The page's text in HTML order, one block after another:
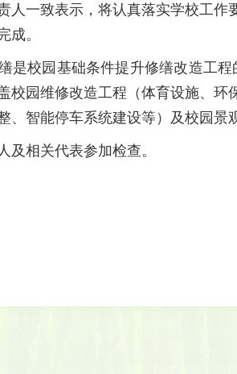
人一致表示，将认真落实学校工
成。
是校园基础条件提升修缮改造工
校园维修改造工程（体育设施、
、智能停车系统建设等）及校园景
及相关代表参加检查。